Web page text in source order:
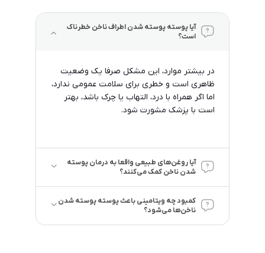
آیا پوسته پوسته شدن اطراف ناخن خطرناک
است؟
در بیشتر موارد، این مشکل صرفا یک وضعیت
ظاهری است و خطری برای سلامت عمومی ندارد،
اما اگر همراه با درد، التهاب یا چرک باشد، بهتر
است با پزشک مشورت شود.
آیا روغن‌های طبیعی واقعا به درمان پوسته
شدن ناخن کمک می‌کنند؟
کمبود چه ویتامینی باعث پوسته پوسته شدن
ناخن‌ها می‌شود؟